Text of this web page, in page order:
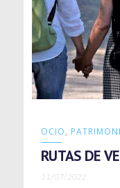
OCIO,
RUTAS DE
11/07/2022